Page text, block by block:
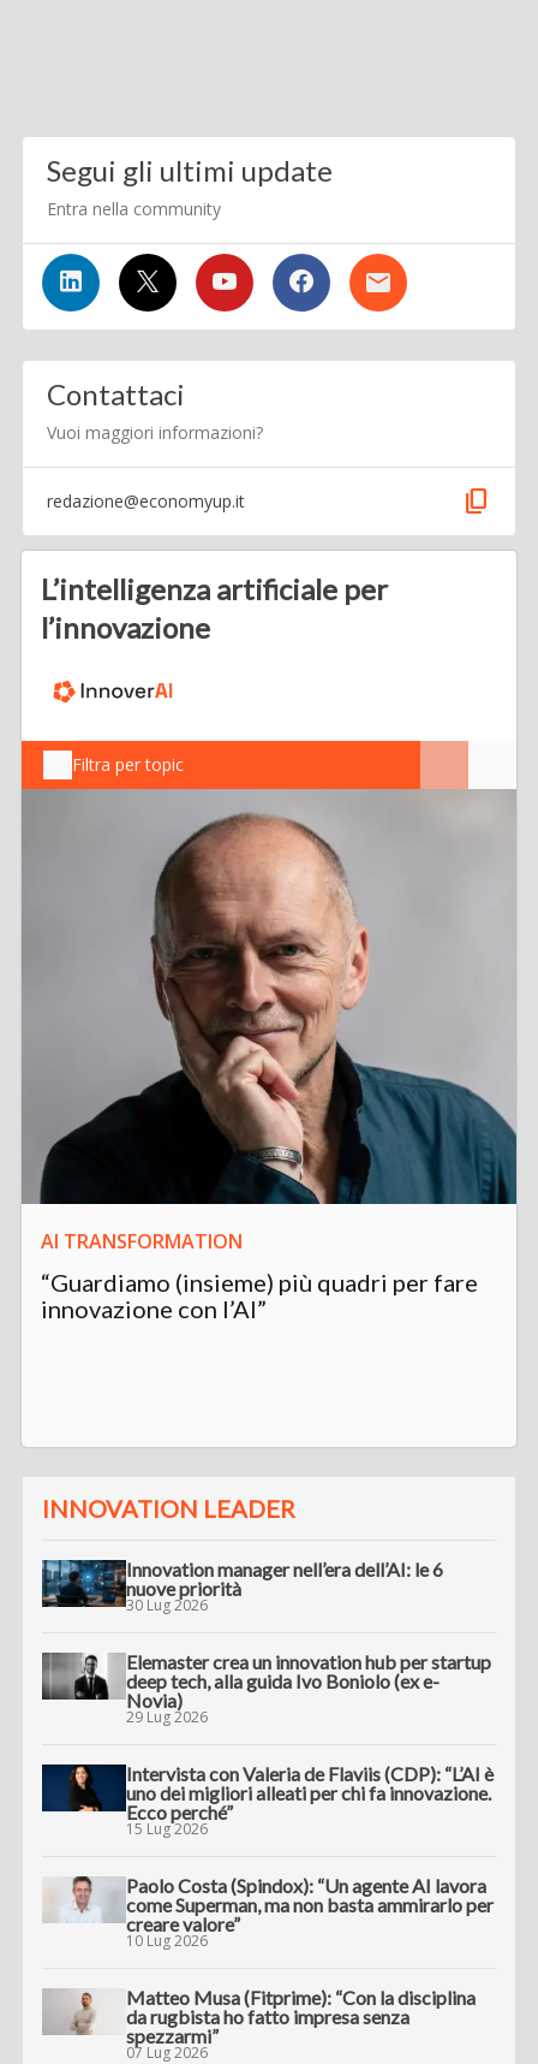
Segui gli ultimi update
Entra nella community
Contattaci
Vuoi maggiori informazioni?
redazione@economyup.it content_copy
L’intelligenza artificiale per
l’innovazione
Filtra per topic
AI TRANSFORMATION
“Guardiamo (insieme) più quadri per fare
innovazione con l’AI”
INNOVATION LEADER
Innovation manager nell’era dell’AI: le 6
nuove priorità
30 Lug 2026
Elemaster crea un innovation hub per startup
deep tech, alla guida Ivo Boniolo (ex e-
Novia)
29 Lug 2026
Intervista con Valeria de Flaviis (CDP): “L’AI è
uno dei migliori alleati per chi fa innovazione.
Ecco perché”
15 Lug 2026
Paolo Costa (Spindox): “Un agente AI lavora
come Superman, ma non basta ammirarlo per
creare valore”
10 Lug 2026
Matteo Musa (Fitprime): “Con la disciplina
da rugbista ho fatto impresa senza
spezzarmi”
07 Lug 2026